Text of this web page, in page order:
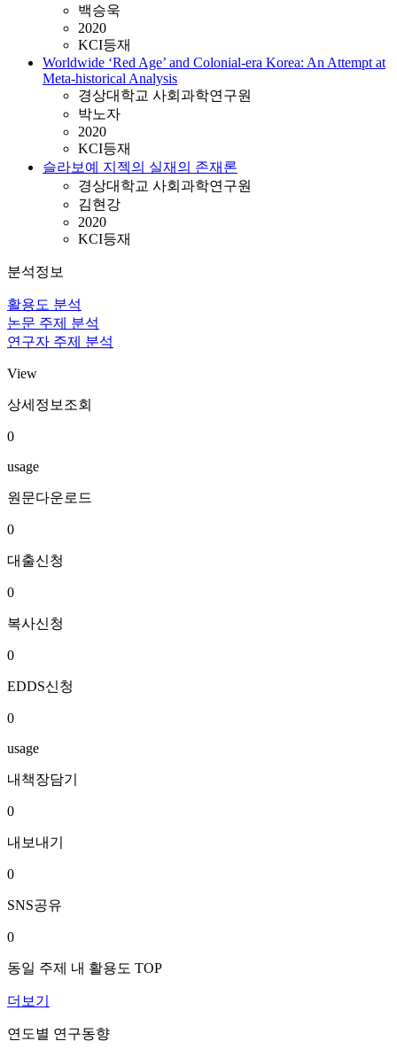
백승욱
2020
KCI등재
Worldwide ‘Red Age’ and Colonial-era Korea: An Attempt at
Meta-historical Analysis
경상대학교 사회과학연구원
박노자
2020
KCI등재
슬라보예 지젝의 실재의 존재론
경상대학교 사회과학연구원
김현강
2020
KCI등재
분석정보
활용도 분석
논문 주제 분석
연구자 주제 분석
View
상세정보조회
0
usage
원문다운로드
0
대출신청
0
복사신청
0
EDDS신청
0
usage
내책장담기
0
내보내기
0
SNS공유
0
동일 주제 내 활용도 TOP
더보기
연도별 연구동향